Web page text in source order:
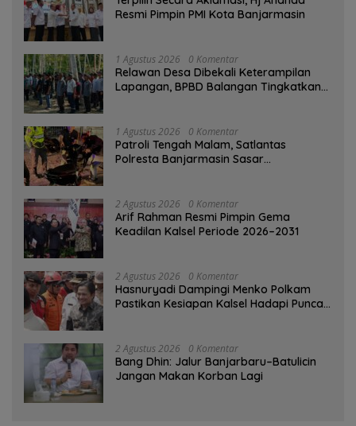
Resmi Pimpin PMI Kota Banjarmasin
1 Agustus 2026 0 Komentar
Relawan Desa Dibekali Keterampilan
Lapangan, BPBD Balangan Tingkatkan
1 Agustus 2026 0 Komentar
Patroli Tengah Malam, Satlantas
Polresta Banjarmasin Sasar
2 Agustus 2026 0 Komentar
Arif Rahman Resmi Pimpin Gema
Keadilan Kalsel Periode 2026–2031
2 Agustus 2026 0 Komentar
Hasnuryadi Dampingi Menko Polkam
Pastikan Kesiapan Kalsel Hadapi Puncak
2 Agustus 2026 0 Komentar
Bang Dhin: Jalur Banjarbaru–Batulicin
Jangan Makan Korban Lagi